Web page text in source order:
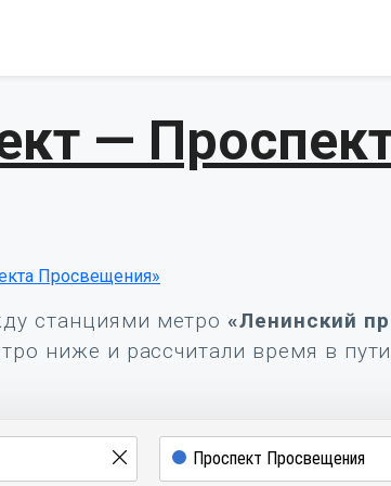
—
Просвещения»
станциями метро«Ленинский
ниже и рассчитали время в